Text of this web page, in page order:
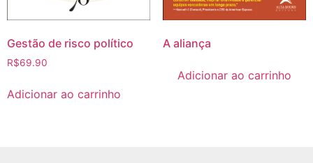
Gestão de risco político
R$69.90
Adicionar ao carrinho
A aliança
Adicionar ao carrinho